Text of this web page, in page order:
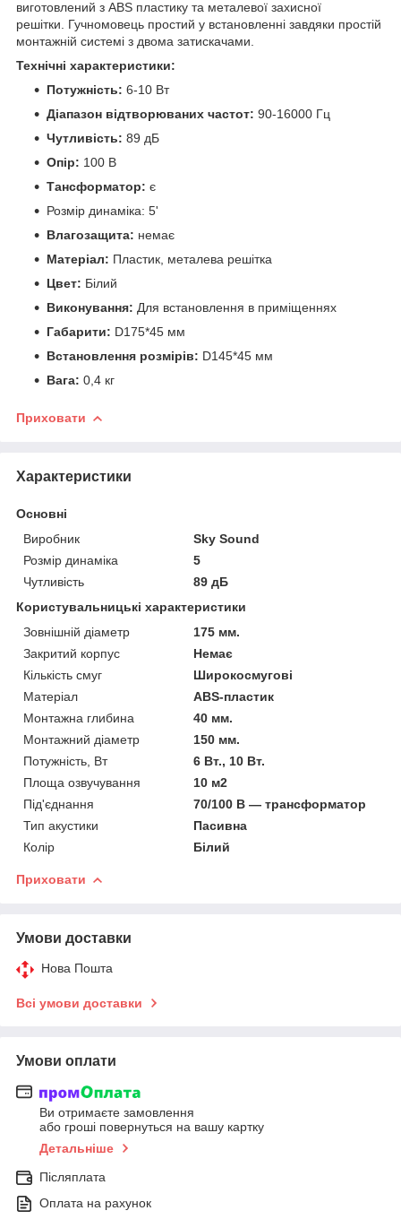
виготовлений з ABS пластику та металевої захисної
решітки. Гучномовець простий у встановленні завдяки простій
монтажній системі з двома затискачами.
Технічні характеристики:
Потужність: 6-10 Вт
Діапазон відтворюваних частот: 90-16000 Гц
Чутливість: 89 дБ
Опір: 100 В
Тансформатор: є
Розмір динаміка: 5'
Влагозащита: немає
Матеріал: Пластик, металева решітка
Цвет: Білий
Виконування: Для встановлення в приміщеннях
Габарити: D175*45 мм
Встановлення розмірів: D145*45 мм
Вага: 0,4 кг
Приховати
Характеристики
Основні
Виробник
Sky Sound
Розмір динаміка
5
Чутливість
89 дБ
Користувальницькі характеристики
Зовнішній діаметр
175 мм.
Закритий корпус
Немає
Кількість смуг
Широкосмугові
Матеріал
ABS-пластик
Монтажна глибина
40 мм.
Монтажний діаметр
150 мм.
Потужність, Вт
6 Вт., 10 Вт.
Площа озвучування
10 м2
Під'єднання
70/100 В — трансформатор
Тип акустики
Пасивна
Колір
Білий
Приховати
Умови доставки
Нова Пошта
Всі умови доставки
Умови оплати
Ви отримаєте замовлення
або гроші повернуться на вашу картку
Детальніше
Післяплата
Оплата на рахунок